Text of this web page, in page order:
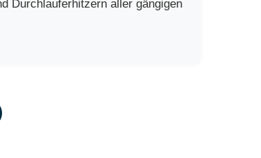
Durchlauferhitzern aller gängigen